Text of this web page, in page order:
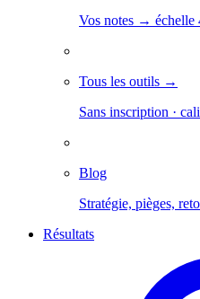
Vos notes → échelle
Tous les outils →
Sans inscription ·
Blog
Stratégie, pièges,
Résultats